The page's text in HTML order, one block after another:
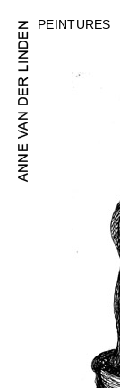
PEINTURES